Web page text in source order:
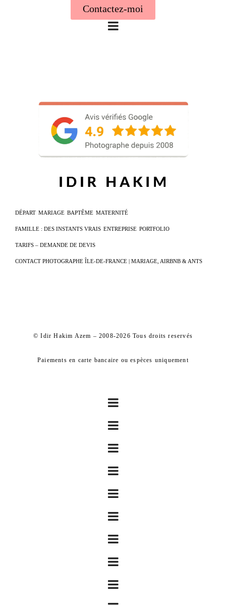
Contactez-moi
DÉPART MARIAGE BAPTÊME MATERNITÉ
FAMILLE : DES INSTANTS VRAIS ENTREPRISE PORTFOLIO
TARIFS – DEMANDE DE DEVIS
CONTACT PHOTOGRAPHE ÎLE-DE-FRANCE | MARIAGE, AIRBNB & ANTS
© Idir Hakim Azem – 2008-2026 Tous droits reservés
Paiements en carte bancaire ou espèces uniquement